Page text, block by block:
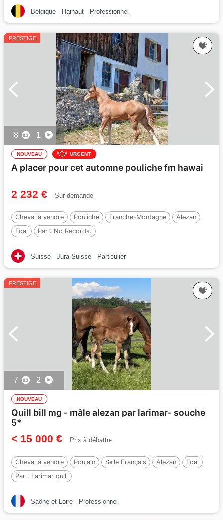
Belgique Hainaut Professionnel
PRESTIGE
8 1
NOUVEAU URGENT
A placer pour cet automne pouliche fm hawai
2 232 € Sur demande
Cheval à vendre Pouliche Franche-Montagne
Alezan
Foal
Par : No Records.
Suisse Jura-Suisse Particulier
PRESTIGE
7 2
NOUVEAU
Quill bill mg - mâle alezan par larimar- souche
5*
< 15 000 € Prix à débattre
Cheval à vendre Poulain Selle Français Alezan
Foal
Par : Larimar quill
Saône-et-Loire Professionnel